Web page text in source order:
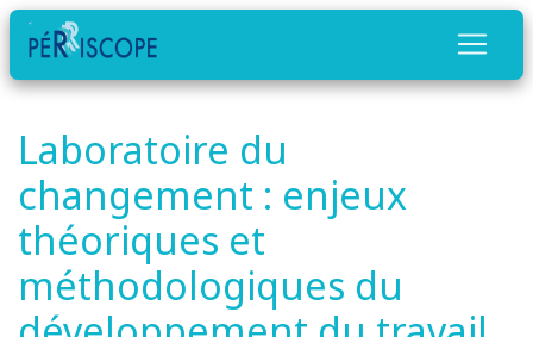
Laboratoire du
changement : enjeux
théoriques et
méthodologiques du